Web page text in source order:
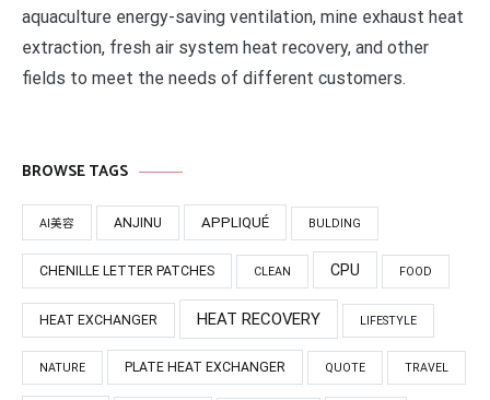
aquaculture energy-saving ventilation, mine exhaust heat
extraction, fresh air system heat recovery, and other
fields to meet the needs of different customers.
BROWSE TAGS
AI美容 ANJINU APPLIQUÉ BULDING
CHENILLE LETTER PATCHES CLEAN CPU FOOD
HEAT EXCHANGER HEAT RECOVERY LIFESTYLE
NATURE PLATE HEAT EXCHANGER QUOTE TRAVEL